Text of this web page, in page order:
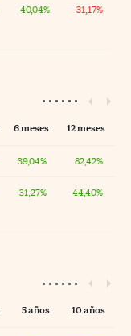
40,04% -31,17%
6 meses 12 meses
39,04% 82,42%
31,27% 44,40%
5 años 10 años